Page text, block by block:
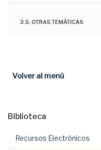
3.5. OTRAS TEMÁTICAS
Volver al menú
Biblioteca
Recursos Electrónicos